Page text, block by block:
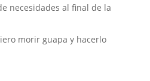
necesidades al final de la
morir guapa y hacerlo